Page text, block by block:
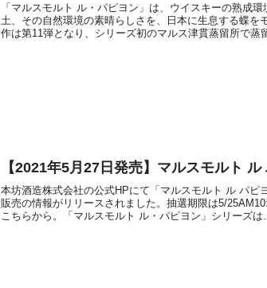
「マルスモルト ル・パピヨン」は、ウイスキーの熟成
土、その自然環境の素晴らしさを、日本に生息する蝶を
作は第11弾となり、シリーズ初のマルス津貫蒸留所で蒸
【2021年5月27日発売】マルスモルト
本坊酒造株式会社の公式HPにて「マルスモルト ル パピ
販売の情報がリリースされました。抽選期限は5/
こちらから。「マルスモルト ル・パピヨン」シリーズは...